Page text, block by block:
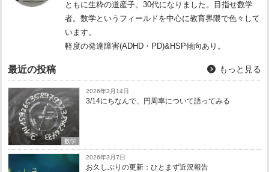
ともに生粋の道産子。30代になりました。目指せ数学
者。数学というフィールドを中心に教育界隈で色々して
います。
軽度の発達障害(ADHD・PD)&HSP傾向あり。
最近の投稿 もっと見る
数学
2026年3月14日
3/14にちなんで、円周率について語ってみる
2026年3月7日
お久しぶりの更新：ひとまず近況報告